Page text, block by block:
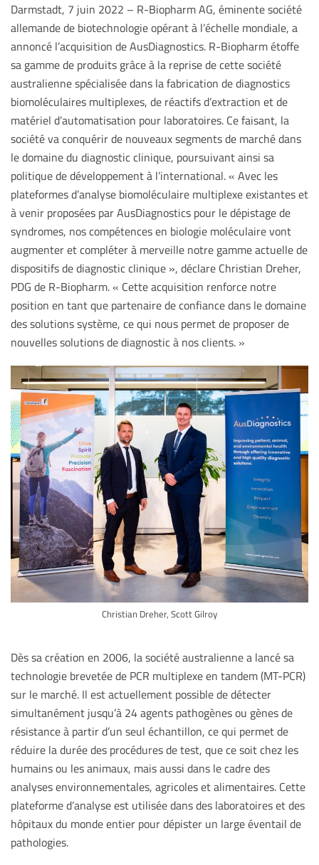
Darmstadt, 7 juin 2022 – R-Biopharm AG, éminente société
allemande de biotechnologie opérant à l’échelle mondiale, a
annoncé l’acquisition de AusDiagnostics. R-Biopharm étoffe
sa gamme de produits grâce à la reprise de cette société
australienne spécialisée dans la fabrication de diagnostics
biomoléculaires multiplexes, de réactifs d’extraction et de
matériel d’automatisation pour laboratoires. Ce faisant, la
société va conquérir de nouveaux segments de marché dans
le domaine du diagnostic clinique, poursuivant ainsi sa
politique de développement à l’international. « Avec les
plateformes d’analyse biomoléculaire multiplexe existantes et
à venir proposées par AusDiagnostics pour le dépistage de
syndromes, nos compétences en biologie moléculaire vont
augmenter et compléter à merveille notre gamme actuelle de
dispositifs de diagnostic clinique », déclare Christian Dreher,
PDG de R-Biopharm. « Cette acquisition renforce notre
position en tant que partenaire de confiance dans le domaine
des solutions système, ce qui nous permet de proposer de
nouvelles solutions de diagnostic à nos clients. »
Christian Dreher, Scott Gilroy
Dès sa création en 2006, la société australienne a lancé sa
technologie brevetée de PCR multiplexe en tandem (MT-PCR)
sur le marché. Il est actuellement possible de détecter
simultanément jusqu’à 24 agents pathogènes ou gènes de
résistance à partir d’un seul échantillon, ce qui permet de
réduire la durée des procédures de test, que ce soit chez les
humains ou les animaux, mais aussi dans le cadre des
analyses environnementales, agricoles et alimentaires. Cette
plateforme d’analyse est utilisée dans des laboratoires et des
hôpitaux du monde entier pour dépister un large éventail de
pathologies.